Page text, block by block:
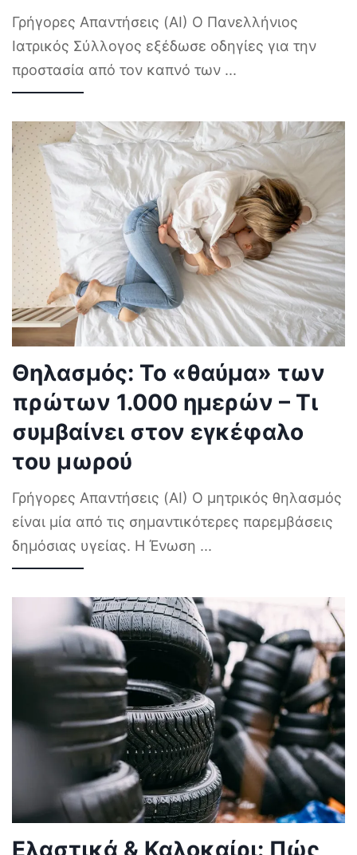
Γρήγορες Απαντήσεις (AI) Ο Πανελλήνιος
Ιατρικός Σύλλογος εξέδωσε οδηγίες για την
προστασία από τον καπνό των ...
Θηλασμός: Το «θαύμα» των
πρώτων 1.000 ημερών – Τι
συμβαίνει στον εγκέφαλο
του μωρού
Γρήγορες Απαντήσεις (AI) Ο μητρικός θηλασμός
είναι μία από τις σημαντικότερες παρεμβάσεις
δημόσιας υγείας. Η Ένωση ...
Ελαστικά & Καλοκαίρι: Πώς